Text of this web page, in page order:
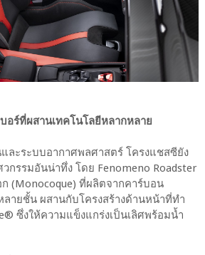
อร์ที่ผสานเทคโนโลยีหลากหลาย
ละระบบอากาศพลศาสตร์ โครงแชสซียัง
กรรมอันน่าทึ่ง โดย Fenomeno Roadster
(Monocoque) ที่ผลิตจากคาร์บอน
ลายชั้น ผสานกับโครงสร้างด้านหน้าที่ทำ
ซึ่งให้ความแข็งแกร่งเป็นเลิศพร้อมน้ำ